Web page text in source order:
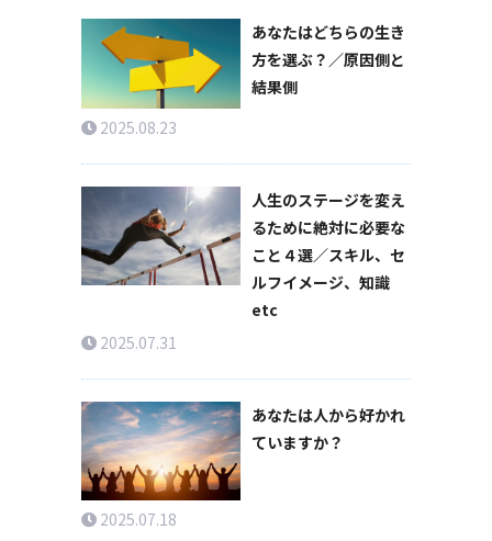
あなたはどちらの生き
方を選ぶ？／原因側と
結果側
2025.08.23
人生のステージを変え
るために絶対に必要な
こと４選／スキル、セ
ルフイメージ、知識
etc
2025.07.31
あなたは人から好かれ
ていますか？
2025.07.18